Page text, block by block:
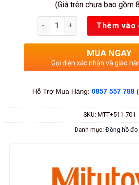
(Giá trên chưa bao gồm
Số lượng Thêm vào
MUA NGAY
Gọi điện xác nhận và giao
Hỗ Trợ Mua Hàng: 0857 557 788
SKU: MTT+511-701
Danh mục: Đồng hồ đo